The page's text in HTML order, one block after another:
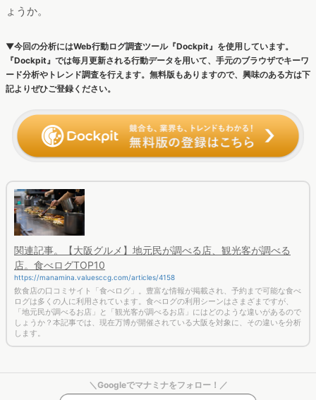
ょうか。
▼今回の分析にはWeb行動ログ調査ツール『Dockpit』を使用しています。
『Dockpit』では毎月更新される行動データを用いて、手元のブラウザでキーワ
ード分析やトレンド調査を行えます。無料版もありますので、興味のある方は下
記よりぜひご登録ください。
関連記事。【大阪グルメ】地元民が調べる店、観光客が調べる
店。食べログTOP10
https://manamina.valuesccg.com/articles/4158
飲食店の口コミサイト「食べログ」。豊富な情報が掲載され、予約まで可能な食べ
ログは多くの人に利用されています。食べログの利用シーンはさまざまですが、
「地元民が調べるお店」と「観光客が調べるお店」にはどのような違いがあるので
しょうか？本記事では、現在万博が開催されている大阪を対象に、その違いを分析
します。
＼Googleでマナミナをフォロー！／